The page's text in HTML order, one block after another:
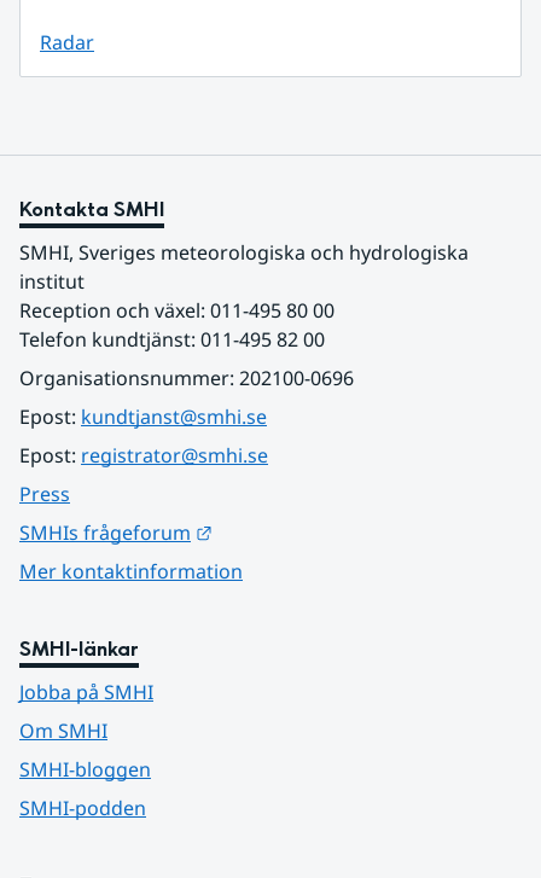
Radar
Kontakta SMHI
SMHI, Sveriges meteorologiska och hydrologiska
institut
Reception och växel: 011-495 80 00
Telefon kundtjänst: 011-495 82 00
Organisationsnummer: 202100-0696
Epost: kundtjanst@smhi.se
Epost: registrator@smhi.se
Press
SMHIs frågeforum
Mer kontaktinformation
SMHI-länkar
Jobba på SMHI
Om SMHI
SMHI-bloggen
SMHI-podden